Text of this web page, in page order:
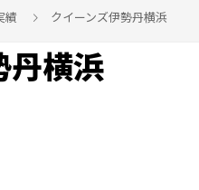
績 クイーンズ伊勢丹横浜
丹横浜